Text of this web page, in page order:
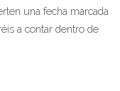
una fecha marcada
a contar dentro de